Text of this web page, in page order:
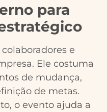
para
e
Ele costuma
de mudança,
de metas.
o evento ajuda a